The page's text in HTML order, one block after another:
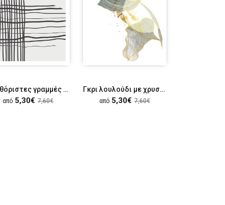
Ακαθόριστες γραμμές & κύκλος
από 5,30€ 7,60€
Γκρι λουλούδι με χρυσές λεπτομέρειες
από 5,30€ 7,60€